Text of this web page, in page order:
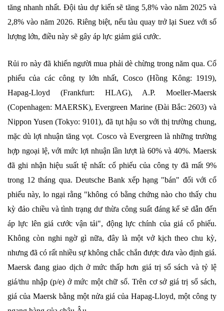
tăng nhanh nhất. Đội tàu dự kiến ​​sẽ tăng 5,8% vào năm 2025 và
2,8% vào năm 2026. Riêng biệt, nếu tàu quay trở lại Suez với số
lượng lớn, điều này sẽ gây áp lực giảm giá cước.
Rủi ro này đã khiến người mua phải dè chừng trong năm qua. Cổ
phiếu của các công ty lớn nhất, Cosco (Hồng Kông: 1919),
Hapag-Lloyd (Frankfurt: HLAG), A.P. Moeller-Maersk
(Copenhagen: MAERSK), Evergreen Marine (Đài Bắc: 2603) và
Nippon Yusen (Tokyo: 9101), đã tụt hậu so với thị trường chung,
mặc dù lợi nhuận tăng vọt. Cosco và Evergreen là những trường
hợp ngoại lệ, với mức lợi nhuận lần lượt là 60% và 40%. Maersk
đã ghi nhận hiệu suất tệ nhất: cổ phiếu của công ty đã mất 9%
trong 12 tháng qua. Deutsche Bank xếp hạng "bán" đối với cổ
phiếu này, lo ngại rằng "không có bằng chứng nào cho thấy chu
kỳ đảo chiều và tình trạng dư thừa công suất đáng kể sẽ dẫn đến
áp lực lên giá cước vận tải", động lực chính của giá cổ phiếu.
Không còn nghi ngờ gì nữa, đây là một vở kịch theo chu kỳ,
nhưng đã có rất nhiều sự không chắc chắn được đưa vào định giá.
Maersk đang giao dịch ở mức thấp hơn giá trị sổ sách và tỷ lệ
giá/thu nhập (p/e) ở mức một chữ số. Trên cơ sở giá trị sổ sách,
giá của Maersk bằng một nửa giá của Hapag-Lloyd, một công ty